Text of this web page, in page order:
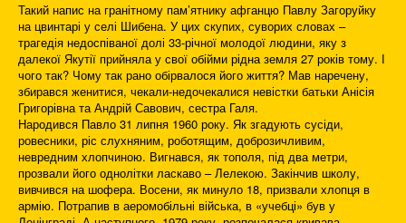
Такий напис на гранітному пам’ятнику афганцю Павлу Загоруйку
на цвинтарі у селі Шибена. У цих скупих, суворих словах –
трагедія недоспіваної долі 33-річної молодої людини, яку з
далекої Якутії прийняла у свої обійми рідна земля 27 років тому. І
чого так? Чому так рано обірвалося його життя? Мав наречену,
збирався женитися, чекали-недочекалися невістки батьки Анісія
Григорівна та Андрій Савович, сестра Галя.
Народився Павло 31 липня 1960 року. Як згадують сусіди,
ровесники, ріс слухняним, роботящим, доброзичливим,
невредним хлопчиною. Вигнався, як тополя, під два метри,
прозвали його однолітки ласкаво – Лелекою. Закінчив школу,
вивчився на шофера. Восени, як минуло 18, призвали хлопця в
армію. Потрапив в аеромобільні війська, в «учебці» був у